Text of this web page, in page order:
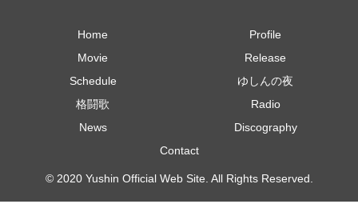
Home
Profile
Movie
Release
Schedule
ゆしんの夜
格闘歌
Radio
News
Discography
Contact
© 2020 Yushin Official Web Site. All Rights Reserved.